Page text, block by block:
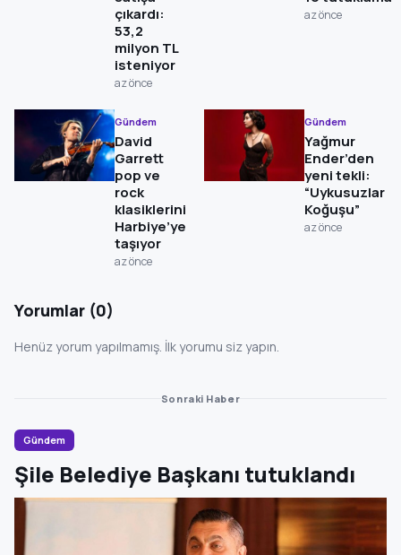
çıkardı:
53,2
milyon TL
isteniyor
az önce
az önce
Gündem
David
Garrett
pop ve
rock
klasiklerini
Harbiye’ye
taşıyor
az önce
Gündem
Yağmur
Ender’den
yeni tekli:
“Uykusuzlar
Koğuşu”
az önce
Yorumlar (0)
Henüz yorum yapılmamış. İlk yorumu siz yapın.
Sonraki Haber
Gündem
Şile Belediye Başkanı tutuklandı